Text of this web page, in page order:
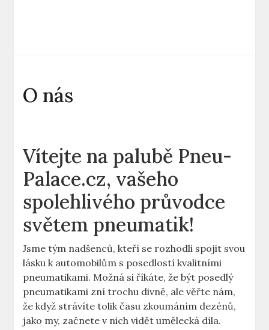
O nás
Vítejte na palubě Pneu-
Palace.cz, vašeho
spolehlivého průvodce
světem pneumatik!
Jsme tým nadšenců, kteří se rozhodli spojit svou
lásku k automobilům s posedlostí kvalitními
pneumatikami. Možná si říkáte, že být posedlý
pneumatikami zní trochu divně, ale věřte nám,
že když strávíte tolik času zkoumáním dezénů,
jako my, začnete v nich vidět umělecká díla.